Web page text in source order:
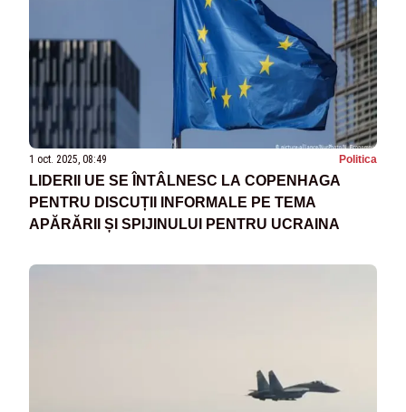
1 oct. 2025, 08:49 Politica
LIDERII UE SE ÎNTÂLNESC LA COPENHAGA
PENTRU DISCUȚII INFORMALE PE TEMA
APĂRĂRII ȘI SPIJINULUI PENTRU UCRAINA